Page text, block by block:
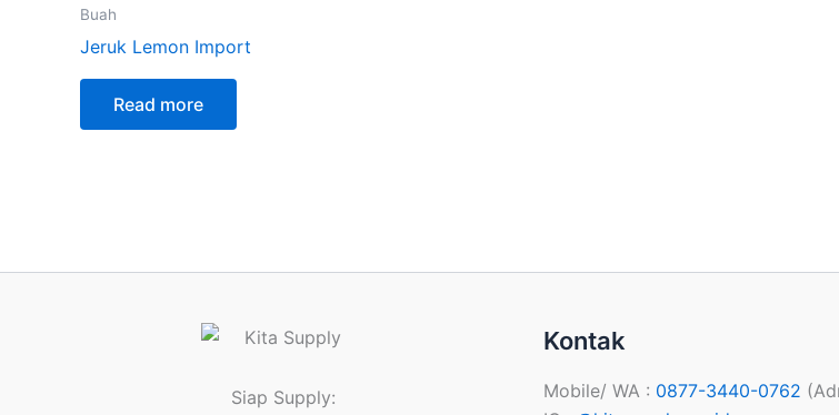
Buah
Jeruk Lemon Import
Read more
Siap Supply:
Kontak
Mobile/ WA : 0877-3440-0762